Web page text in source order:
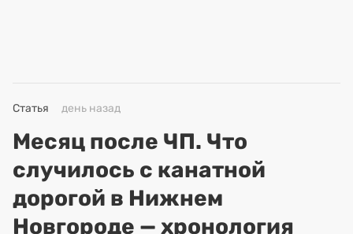
Статья день назад
Месяц после ЧП. Что
случилось с канатной
дорогой в Нижнем
Новгороде — хронология